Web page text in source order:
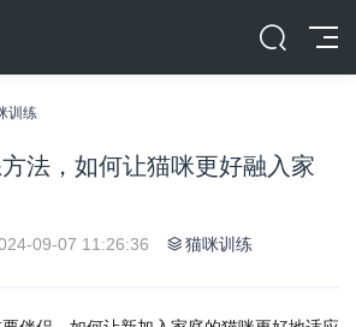
训练
法，如何让猫咪更好融入家
09-07 11:26:36 猫咪训练